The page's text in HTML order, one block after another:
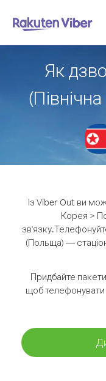
Як
Із Viber Out ви
Корея >
зв'язку.
(Польща) —
Придбайте
щоб